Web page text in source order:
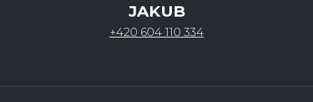
JAKUB
+420 604 110 334